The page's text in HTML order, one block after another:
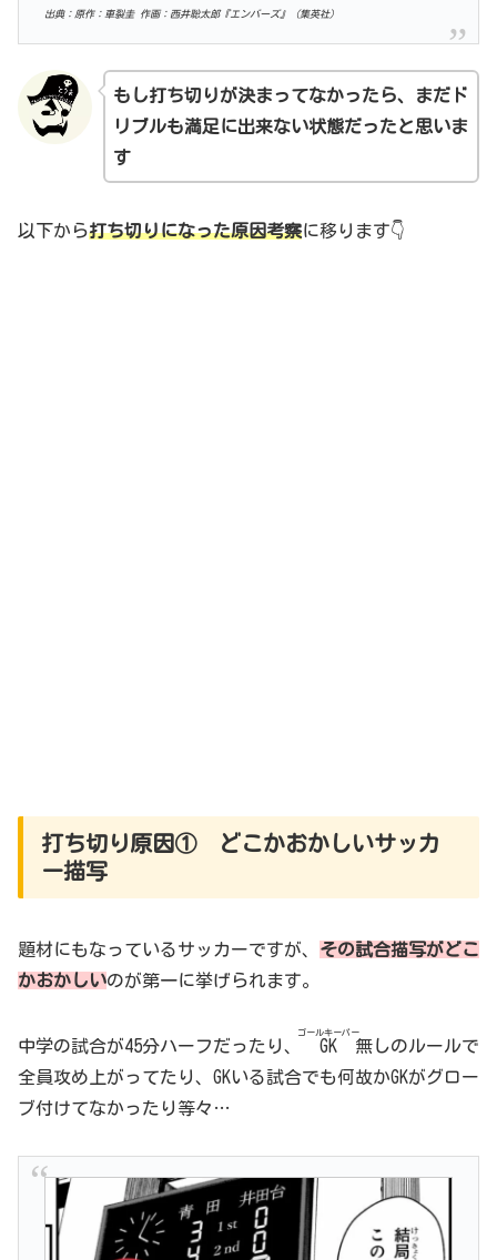
出典：原作：車裂圭 作画：西井聡太郎『エンバーズ』（集英社）
もし打ち切りが決まってなかったら、まだド
リブルも満足に出来ない状態だったと思いま
す
以下から打ち切りになった原因考察に移ります👇
打ち切り原因① どこかおかしいサッカ
ー描写
題材にもなっているサッカーですが、 その試合描写がどこ
かおかしいのが第一に挙げられます。
中学の試合が45分ハーフだったり、 GK
ゴールキーパー
無しのルールで
全員攻め上がってたり、GKいる試合でも何故かGKがグロー
ブ付けてなかったり等々…